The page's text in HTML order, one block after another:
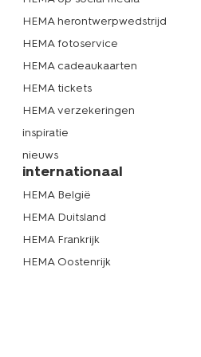
HEMA herontwerpwedstrijd
HEMA fotoservice
HEMA cadeaukaarten
HEMA tickets
HEMA verzekeringen
inspiratie
nieuws
internationaal
HEMA België
HEMA Duitsland
HEMA Frankrijk
HEMA Oostenrijk